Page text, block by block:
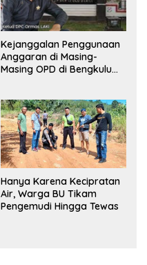
Kejanggalan Penggunaan
Anggaran di Masing-
Masing OPD di Bengkulu
Hanya Karena Kecipratan
Air, Warga BU Tikam
Pengemudi Hingga Tewas